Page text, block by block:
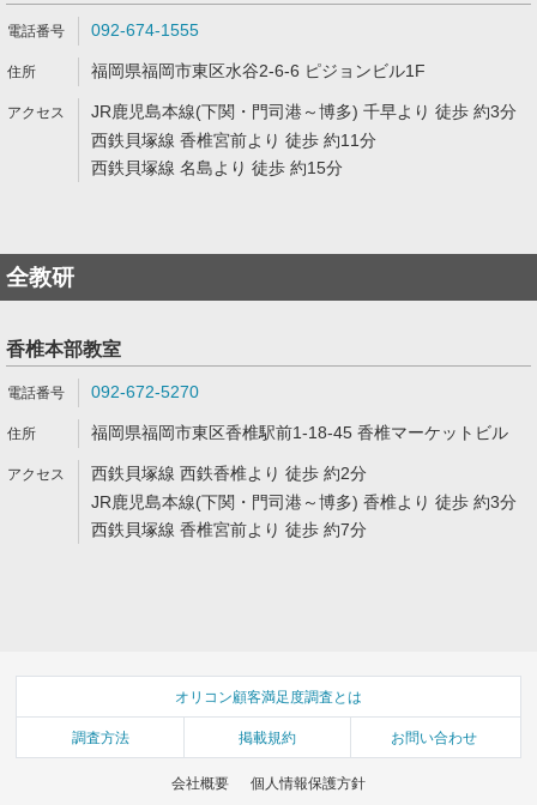
092-674-1555
福岡県福岡市東区水谷2-6-6 ピジョンビル1F
JR鹿児島本線(下関・門司港～博多) 千早より 徒歩 約3分
西鉄貝塚線 香椎宮前より 徒歩 約11分
西鉄貝塚線 名島より 徒歩 約15分
全教研
香椎本部教室
092-672-5270
福岡県福岡市東区香椎駅前1-18-45 香椎マーケットビル
西鉄貝塚線 西鉄香椎より 徒歩 約2分
JR鹿児島本線(下関・門司港～博多) 香椎より 徒歩 約3分
西鉄貝塚線 香椎宮前より 徒歩 約7分
オリコン顧客満足度調査とは
調査方法 掲載規約 お問い合わせ
会社概要 個人情報保護方針